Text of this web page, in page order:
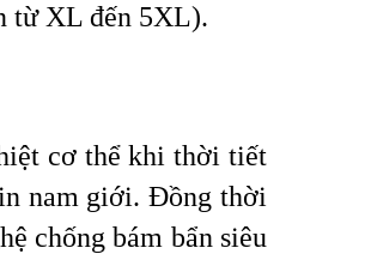
từ XL đến 5XL).
cơ thể khi thời tiết
nam giới.Đồng thời
chống bám bẩn siêu